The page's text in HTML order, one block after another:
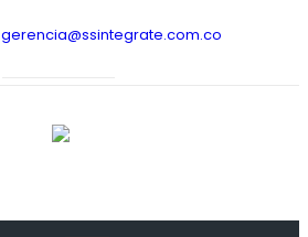
gerencia@ssintegrate.com.co